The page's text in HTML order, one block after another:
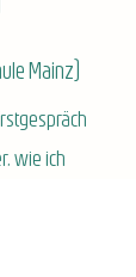
Mainz)
wie ich